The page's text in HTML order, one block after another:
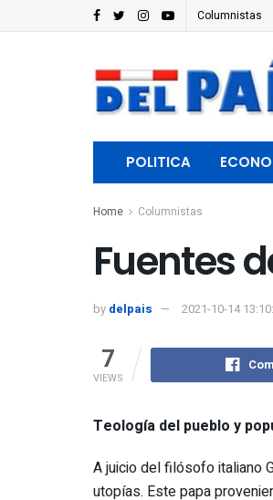
Columnistas
POLITICA
Home Columnistas
Fuentes
by delpais 2021-10-14
7
VIEWS
Teología del pueblo y
A juicio del filósofo italiano
utopías. Este papa